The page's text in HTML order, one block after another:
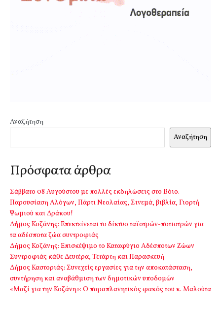
Αναζήτηση
Αναζήτηση
Πρόσφατα άρθρα
Σάββατο 08 Αυγούστου με πολλές εκδηλώσεις στο Βόιο.
Παρουσίαση Αλόγων, Πάρτι Νεολαίας, Σινεμά, βιβλία, Γιορτή
Ψωμιού και Δράκου!
Δήμος Κοζάνης: Επεκτείνεται το δίκτυο ταϊστρών-ποτιστρών για
τα αδέσποτα ζώα συντροφιάς
Δήμος Κοζάνης: Επισκέψιμο το Καταφύγιο Αδέσποτων Ζώων
Συντροφιάς κάθε Δευτέρα, Τετάρτη και Παρασκευή
Δήμος Καστοριάς: Συνεχείς εργασίες για την αποκατάσταση,
συντήρηση και αναβάθμιση των δημοτικών υποδομών
«Μαζί για την Κοζάνη»: Ο παραπλανητικός φακός του κ. Μαλούτα